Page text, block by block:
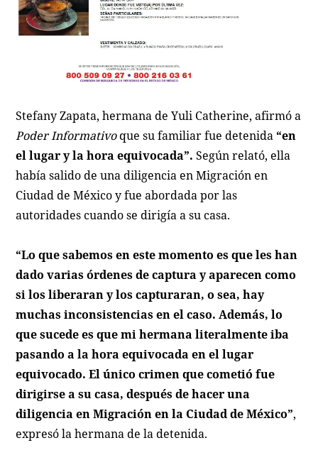
Stefany Zapata, hermana de Yuli Catherine, afirmó a
Poder Informativoque su familiar fue detenida “en
el lugar y la hora equivocada”.Según relató, ella
había salido de una diligencia en Migración en
Ciudad de México y fue abordada por las
autoridades cuando se dirigía a su casa.
“Lo que sabemos en este momento es que les han
dado varias órdenes de captura y aparecen como
si los liberaran y los capturaran, o sea, hay
muchas inconsistencias en el caso. Además, lo
que sucede es que mi hermana literalmente iba
pasando a la hora equivocada en el lugar
equivocado. El único crimen que cometió fue
dirigirse a su casa, después de hacer una
diligencia en Migración en la Ciudad de México”,
expresó la hermana de la detenida.